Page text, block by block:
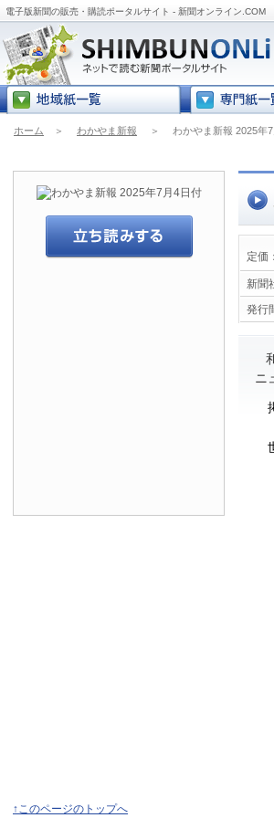
電子版新聞の販売・購読ポータルサイト - 新聞オンライン.COM
ホーム ＞ わかやま新報 ＞ わかやま新報 2025年
定価：
新聞
発行
ニ
↑このページのトップへ